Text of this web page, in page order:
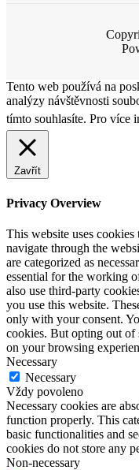
Tento web používá na
analýzy návštěvnosti
tímto souhlasíte. Pro více
Zavřít
Privacy Overview
This website uses
navigate through the
are categorized as
essential for the working
also use third-party
you use this website.
only with your consent.
cookies. But opting out of
on your browsing
Necessary
Necessary
Vždy povoleno
Necessary cookies are
function properly. This
basic functionalities and
cookies do not store any
Non-necessary